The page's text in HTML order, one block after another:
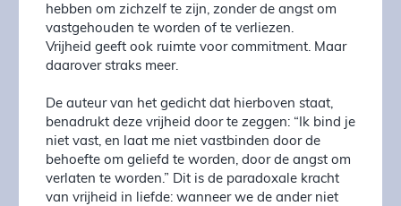
hebben om zichzelf te zijn, zonder de angst om
vastgehouden te worden of te verliezen.
Vrijheid geeft ook ruimte voor commitment. Maar
daarover straks meer.
De auteur van het gedicht dat hierboven staat,
benadrukt deze vrijheid door te zeggen: “Ik bind je
niet vast, en laat me niet vastbinden door de
behoefte om geliefd te worden, door de angst om
verlaten te worden.” Dit is de paradoxale kracht
van vrijheid in liefde: wanneer we de ander niet